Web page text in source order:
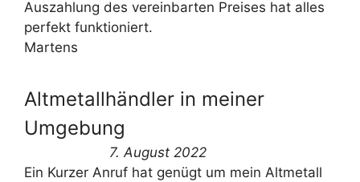
Auszahlung des vereinbarten Preises hat alles
perfekt funktioniert.
Martens
Altmetallhändler in meiner
Umgebung
7. August 2022
Ein Kurzer Anruf hat genügt um mein Altmetall